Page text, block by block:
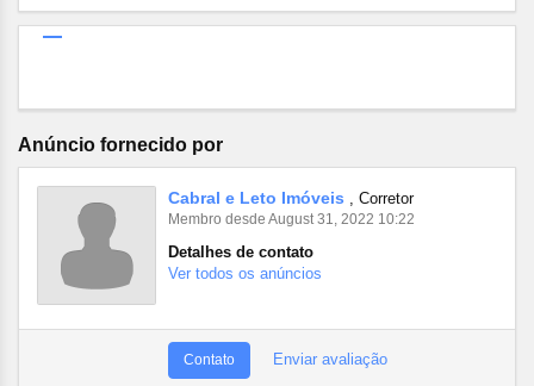
Anúncio fornecido por
Cabral e Leto Imóveis , Corretor
Membro desde August 31, 2022 10:22
Detalhes de contato
Ver todos os anúncios
Contato Enviar avaliação